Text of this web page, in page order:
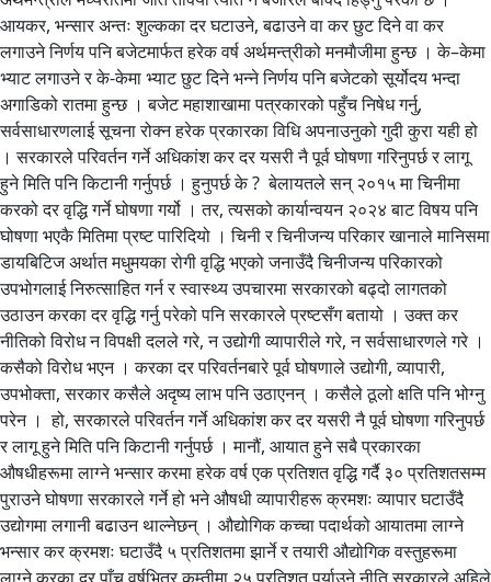
आयकर, भन्सार अन्तः शुल्कका दर घटाउने, बढाउने वा कर छुट दिने वा कर
लगाउने निर्णय पनि बजेटमार्फत हरेक वर्ष अर्थमन्त्रीको मनमाैजीमा हुन्छ । के–केमा
भ्याट लगाउने र के-केमा भ्याट छुट दिने भन्ने निर्णय पनि बजेटको सूर्योदय भन्दा
अगाडिको रातमा हुन्छ । बजेट महाशाखामा पत्रकारको पहुँच निषेध गर्नु,
सर्वसाधारणलाई सूचना रोक्न हरेक प्रकारका विधि अपनाउनुको गुदी कुरा यही हो
। सरकारले परिवर्तन गर्ने अधिकांश कर दर यसरी नै पूर्व घोषणा गरिनुपर्छ र लागू
हुने मिति पनि किटानी गर्नुपर्छ । हुनुपर्छ के ? बेलायतले सन् २०१५ मा चिनीमा
करको दर वृद्धि गर्ने घोषणा गर्यो । तर, त्यसको कार्यान्वयन २०२४ बाट विषय पनि
घोषणा भएकै मितिमा प्रष्ट पारिदियो । चिनी र चिनीजन्य परिकार खानाले मानिसमा
डायबिटिज अर्थात मधुमयका रोगी वृद्धि भएको जनाउँदै चिनीजन्य परिकारको
उपभोगलाई निरुत्साहित गर्न र स्वास्थ्य उपचारमा सरकारको बढ्दो लागतको
उठाउन करका दर वृद्धि गर्नु परेको पनि सरकारले प्रष्टसँग बतायो । उक्त कर
नीतिको विरोध न विपक्षी दलले गरे, न उद्योगी व्यापारीले गरे, न सर्वसाधारणले गरे ।
कसैको विरोध भएन । करका दर परिवर्तनबारे पूर्व घोषणाले उद्योगी, व्यापारी,
उपभोक्ता, सरकार कसैले अदृष्य लाभ पनि उठाएनन् । कसैले ठूलो क्षति पनि भोग्नु
परेन । हो, सरकारले परिवर्तन गर्ने अधिकांश कर दर यसरी नै पूर्व घोषणा गरिनुपर्छ
र लागू हुने मिति पनि किटानी गर्नुपर्छ । मानौं, आयात हुने सबै प्रकारका
औषधीहरूमा लाग्ने भन्सार करमा हरेक वर्ष एक प्रतिशत वृद्धि गर्दै ३० प्रतिशतसम्म
पुराउने घोषणा सरकारले गर्ने हो भने औषधी व्यापारीहरू क्रमशः व्यापार घटाउँदै
उद्योगमा लगानी बढाउन थाल्नेछन् । औद्योगिक कच्चा पदार्थको आयातमा लाग्ने
भन्सार कर क्रमशः घटाउँदै ५ प्रतिशतमा झार्ने र तयारी औद्योगिक वस्तुहरूमा